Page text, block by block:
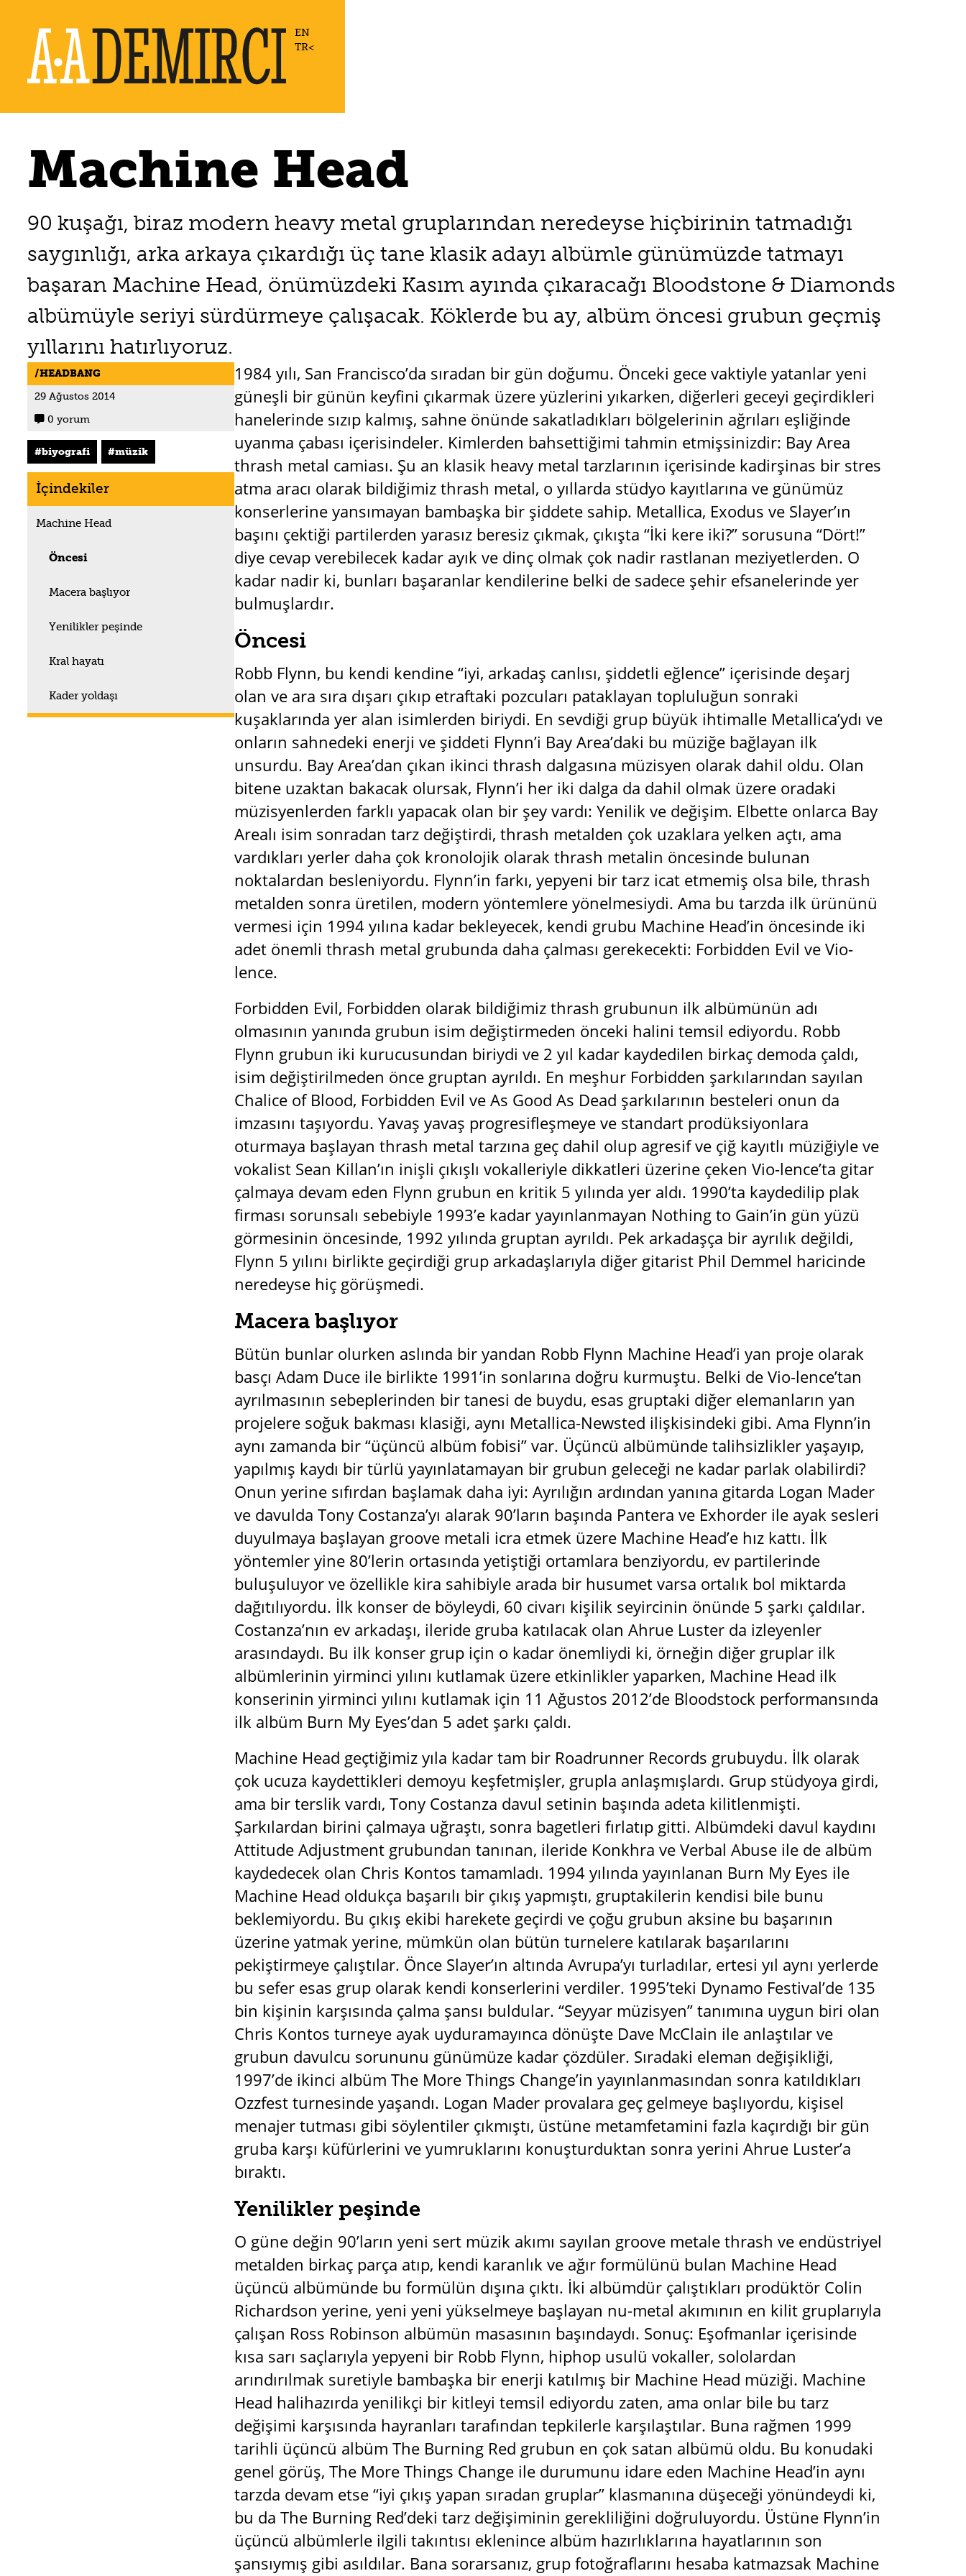
EN
TR
Machine Head
90 kuşağı, biraz modern heavy metal gruplarından neredeyse hiçbirinin tatmadığı
saygınlığı, arka arkaya çıkardığı üç tane klasik adayı albümle günümüzde tatmayı
başaran Machine Head, önümüzdeki Kasım ayında çıkaracağı Bloodstone & Diamonds
albümüyle seriyi sürdürmeye çalışacak. Köklerde bu ay, albüm öncesi grubun geçmiş
yıllarını hatırlıyoruz.
HEADBANG
29 Ağustos 2014
0 yorum
biyografi müzik
İçindekiler
Machine Head
Öncesi
Macera başlıyor
Yenilikler peşinde
Kral hayatı
Kader yoldaşı
1984 yılı, San Francisco’da sıradan bir gün doğumu. Önceki gece vaktiyle yatanlar yeni
güneşli bir günün keyfini çıkarmak üzere yüzlerini yıkarken, diğerleri geceyi geçirdikleri
hanelerinde sızıp kalmış, sahne önünde sakatladıkları bölgelerinin ağrıları eşliğinde
uyanma çabası içerisindeler. Kimlerden bahsettiğimi tahmin etmişsinizdir: Bay Area
thrash metal camiası. Şu an klasik heavy metal tarzlarının içerisinde kadirşinas bir stres
atma aracı olarak bildiğimiz thrash metal, o yıllarda stüdyo kayıtlarına ve günümüz
konserlerine yansımayan bambaşka bir şiddete sahip. Metallica, Exodus ve Slayer’ın
başını çektiği partilerden yarasız beresiz çıkmak, çıkışta “İki kere iki?” sorusuna “Dört!”
diye cevap verebilecek kadar ayık ve dinç olmak çok nadir rastlanan meziyetlerden. O
kadar nadir ki, bunları başaranlar kendilerine belki de sadece şehir efsanelerinde yer
bulmuşlardır.
Öncesi
Robb Flynn, bu kendi kendine “iyi, arkadaş canlısı, şiddetli eğlence” içerisinde deşarj
olan ve ara sıra dışarı çıkıp etraftaki pozcuları pataklayan topluluğun sonraki
kuşaklarında yer alan isimlerden biriydi. En sevdiği grup büyük ihtimalle Metallica’ydı ve
onların sahnedeki enerji ve şiddeti Flynn’i Bay Area’daki bu müziğe bağlayan ilk
unsurdu. Bay Area’dan çıkan ikinci thrash dalgasına müzisyen olarak dahil oldu. Olan
bitene uzaktan bakacak olursak, Flynn’i her iki dalga da dahil olmak üzere oradaki
müzisyenlerden farklı yapacak olan bir şey vardı: Yenilik ve değişim. Elbette onlarca Bay
Arealı isim sonradan tarz değiştirdi, thrash metalden çok uzaklara yelken açtı, ama
vardıkları yerler daha çok kronolojik olarak thrash metalin öncesinde bulunan
noktalardan besleniyordu. Flynn’in farkı, yepyeni bir tarz icat etmemiş olsa bile, thrash
metalden sonra üretilen, modern yöntemlere yönelmesiydi. Ama bu tarzda ilk ürününü
vermesi için 1994 yılına kadar bekleyecek, kendi grubu Machine Head’in öncesinde iki
adet önemli thrash metal grubunda daha çalması gerekecekti: Forbidden Evil ve Vio-
lence.
Forbidden Evil, Forbidden olarak bildiğimiz thrash grubunun ilk albümünün adı
olmasının yanında grubun isim değiştirmeden önceki halini temsil ediyordu. Robb
Flynn grubun iki kurucusundan biriydi ve 2 yıl kadar kaydedilen birkaç demoda çaldı,
isim değiştirilmeden önce gruptan ayrıldı. En meşhur Forbidden şarkılarından sayılan
Chalice of Blood, Forbidden Evil ve As Good As Dead şarkılarının besteleri onun da
imzasını taşıyordu. Yavaş yavaş progresifleşmeye ve standart prodüksiyonlara
oturmaya başlayan thrash metal tarzına geç dahil olup agresif ve çiğ kayıtlı müziğiyle ve
vokalist Sean Killan’ın inişli çıkışlı vokalleriyle dikkatleri üzerine çeken Vio-lence’ta gitar
çalmaya devam eden Flynn grubun en kritik 5 yılında yer aldı. 1990’ta kaydedilip plak
firması sorunsalı sebebiyle 1993’e kadar yayınlanmayan Nothing to Gain’in gün yüzü
görmesinin öncesinde, 1992 yılında gruptan ayrıldı. Pek arkadaşça bir ayrılık değildi,
Flynn 5 yılını birlikte geçirdiği grup arkadaşlarıyla diğer gitarist Phil Demmel haricinde
neredeyse hiç görüşmedi.
Macera başlıyor
Bütün bunlar olurken aslında bir yandan Robb Flynn Machine Head’i yan proje olarak
basçı Adam Duce ile birlikte 1991’in sonlarına doğru kurmuştu. Belki de Vio-lence’tan
ayrılmasının sebeplerinden bir tanesi de buydu, esas gruptaki diğer elemanların yan
projelere soğuk bakması klasiği, aynı Metallica-Newsted ilişkisindeki gibi. Ama Flynn’in
aynı zamanda bir “üçüncü albüm fobisi” var. Üçüncü albümünde talihsizlikler yaşayıp,
yapılmış kaydı bir türlü yayınlatamayan bir grubun geleceği ne kadar parlak olabilirdi?
Onun yerine sıfırdan başlamak daha iyi: Ayrılığın ardından yanına gitarda Logan Mader
ve davulda Tony Costanza’yı alarak 90’ların başında Pantera ve Exhorder ile ayak sesleri
duyulmaya başlayan groove metali icra etmek üzere Machine Head’e hız kattı. İlk
yöntemler yine 80’lerin ortasında yetiştiği ortamlara benziyordu, ev partilerinde
buluşuluyor ve özellikle kira sahibiyle arada bir husumet varsa ortalık bol miktarda
dağıtılıyordu. İlk konser de böyleydi, 60 civarı kişilik seyircinin önünde 5 şarkı çaldılar.
Costanza’nın ev arkadaşı, ileride gruba katılacak olan Ahrue Luster da izleyenler
arasındaydı. Bu ilk konser grup için o kadar önemliydi ki, örneğin diğer gruplar ilk
albümlerinin yirminci yılını kutlamak üzere etkinlikler yaparken, Machine Head ilk
konserinin yirminci yılını kutlamak için 11 Ağustos 2012’de Bloodstock performansında
ilk albüm Burn My Eyes’dan 5 adet şarkı çaldı.
Machine Head geçtiğimiz yıla kadar tam bir Roadrunner Records grubuydu. İlk olarak
çok ucuza kaydettikleri demoyu keşfetmişler, grupla anlaşmışlardı. Grup stüdyoya girdi,
ama bir terslik vardı, Tony Costanza davul setinin başında adeta kilitlenmişti.
Şarkılardan birini çalmaya uğraştı, sonra bagetleri fırlatıp gitti. Albümdeki davul kaydını
Attitude Adjustment grubundan tanınan, ileride Konkhra ve Verbal Abuse ile de albüm
kaydedecek olan Chris Kontos tamamladı. 1994 yılında yayınlanan Burn My Eyes ile
Machine Head oldukça başarılı bir çıkış yapmıştı, gruptakilerin kendisi bile bunu
beklemiyordu. Bu çıkış ekibi harekete geçirdi ve çoğu grubun aksine bu başarının
üzerine yatmak yerine, mümkün olan bütün turnelere katılarak başarılarını
pekiştirmeye çalıştılar. Önce Slayer’ın altında Avrupa’yı turladılar, ertesi yıl aynı yerlerde
bu sefer esas grup olarak kendi konserlerini verdiler. 1995’teki Dynamo Festival’de 135
bin kişinin karşısında çalma şansı buldular. “Seyyar müzisyen” tanımına uygun biri olan
Chris Kontos turneye ayak uyduramayınca dönüşte Dave McClain ile anlaştılar ve
grubun davulcu sorununu günümüze kadar çözdüler. Sıradaki eleman değişikliği,
1997’de ikinci albüm The More Things Change’in yayınlanmasından sonra katıldıkları
Ozzfest turnesinde yaşandı. Logan Mader provalara geç gelmeye başlıyordu, kişisel
menajer tutması gibi söylentiler çıkmıştı, üstüne metamfetamini fazla kaçırdığı bir gün
gruba karşı küfürlerini ve yumruklarını konuşturduktan sonra yerini Ahrue Luster’a
bıraktı.
Yenilikler peşinde
O güne değin 90’ların yeni sert müzik akımı sayılan groove metale thrash ve endüstriyel
metalden birkaç parça atıp, kendi karanlık ve ağır formülünü bulan Machine Head
üçüncü albümünde bu formülün dışına çıktı. İki albümdür çalıştıkları prodüktör Colin
Richardson yerine, yeni yeni yükselmeye başlayan nu-metal akımının en kilit gruplarıyla
çalışan Ross Robinson albümün masasının başındaydı. Sonuç: Eşofmanlar içerisinde
kısa sarı saçlarıyla yepyeni bir Robb Flynn, hiphop usulü vokaller, sololardan
arındırılmak suretiyle bambaşka bir enerji katılmış bir Machine Head müziği. Machine
Head halihazırda yenilikçi bir kitleyi temsil ediyordu zaten, ama onlar bile bu tarz
değişimi karşısında hayranları tarafından tepkilerle karşılaştılar. Buna rağmen 1999
tarihli üçüncü albüm The Burning Red grubun en çok satan albümü oldu. Bu konudaki
genel görüş, The More Things Change ile durumunu idare eden Machine Head’in aynı
tarzda devam etse “iyi çıkış yapan sıradan gruplar” klasmanına düşeceği yönündeydi ki,
bu da The Burning Red’deki tarz değişiminin gerekliliğini doğruluyordu. Üstüne Flynn’in
üçüncü albümlerle ilgili takıntısı eklenince albüm hazırlıklarına hayatlarının son
şansıymış gibi asıldılar. Bana sorarsanız, grup fotoğraflarını hesaba katmazsak Machine